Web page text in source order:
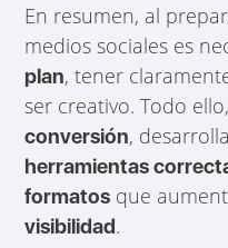
En resumen, al
medios sociales es
plan, tener
ser creativo. Todo
conversión,
herramientas
formatos que
visibilidad.